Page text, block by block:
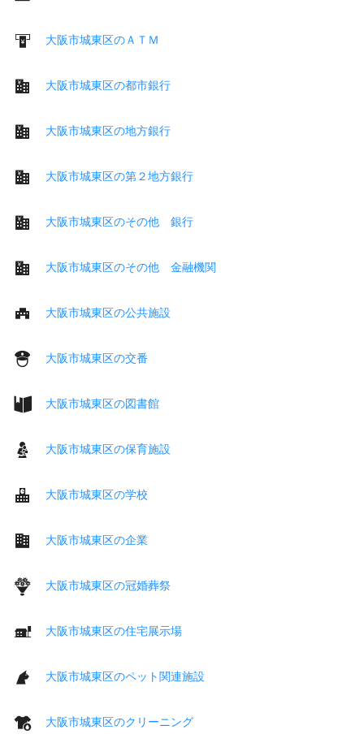
大阪市城東区のＡＴＭ
大阪市城東区の都市銀行
大阪市城東区の地方銀行
大阪市城東区の第２地方銀行
大阪市城東区のその他 銀行
大阪市城東区のその他 金融機関
大阪市城東区の公共施設
大阪市城東区の交番
大阪市城東区の図書館
大阪市城東区の保育施設
大阪市城東区の学校
大阪市城東区の企業
大阪市城東区の冠婚葬祭
大阪市城東区の住宅展示場
大阪市城東区のペット関連施設
大阪市城東区のクリーニング